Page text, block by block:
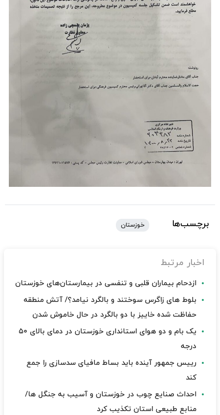
برچسب‌ها خوزستان
اخبار مرتبط
ازدحام بیماران قلبی و تنفسی در بیمارستان‌های خوزستان
بلوط های زاگرس سوختند و بالگرد نیامد؟/ آتش منطقه
حفاظت شده خاییز با دو بالگرد در حال خاموش شدن
یک بام و دو هوای استانداری خوزستان در دمای بالای ۵۰
درجه
رییس جمهور آینده باید بساط مافیای سدسازی را جمع
کند
احداث صنایع چوب در خوزستان و آسیب به جنگل ها/
منابع طبیعی استان تکذیب کرد